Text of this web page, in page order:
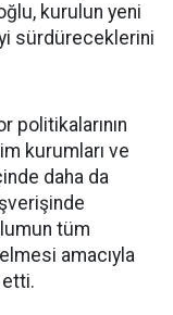
kurulun yeni
sürdüreceklerini
politikalarının
kurumları ve
daha da
tüm
amacıyla
etti.